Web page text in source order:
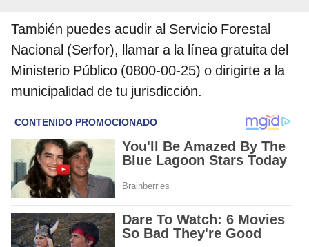
También puedes acudir al Servicio Forestal
Nacional (Serfor), llamar a la línea gratuita del
Ministerio Público (0800-00-25) o dirigirte a la
municipalidad de tu jurisdicción.